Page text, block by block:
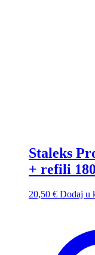
Staleks
+ refili
20,50 € Dodaj u